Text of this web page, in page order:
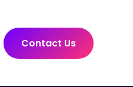
Contact Us